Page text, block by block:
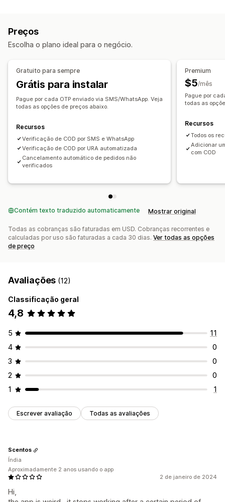
Personalização de formulários
Ferramentas de prevenção
Validação de pedido
Pedido em espera
Senha de uso único (OTP)
Detecção de bots
Fluxos de trabalho automatizados
Alertas e análises
Alertas de alto risco
Avisos de fraude
Análises de visitantes Notificações por SMS
Preços
Escolha o plano ideal para o negócio.
Gratuito para sempre
Grátis para instalar
Pague por cada OTP enviado via SMS/WhatsApp. Veja
todas as opções de preços abaixo.
Recursos
Verificação de COD por SMS e WhatsApp
Verificação de COD por URA automatizada
Cancelamento automático de pedidos não
verificados
Premium
$5/mês
Pague por
todas as
Recursos
Todos os
Adicionar
com COD
Contém texto traduzido automaticamente Mostrar original
Todas as cobranças são faturadas em USD. Cobranças recorrentes e
calculadas por uso são faturadas a cada 30 dias. Ver todas as opções
de preço
Avaliações (12)
Classificação geral
4,8
5
11
4
0
3
0
2
0
1
1
Escrever avaliação Todas as avaliações
2 de janeiro de 2024
Hi,
Scentos
Índia
Aproximadamente 2 anos usando o app